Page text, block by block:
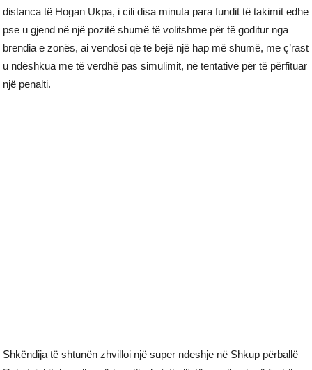
distanca të Hogan Ukpa, i cili disa minuta para fundit të takimit edhe
pse u gjend në një pozitë shumë të volitshme për të goditur nga
brendia e zonës, ai vendosi që të bëjë një hap më shumë, me ç’rast
u ndëshkua me të verdhë pas simulimit, në tentativë për të përfituar
një penalti.
Shkëndija të shtunën zhvilloi një super ndeshje në Shkup përballë